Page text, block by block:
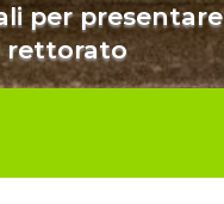
per presentare
rettorato